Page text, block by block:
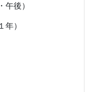
後）
）